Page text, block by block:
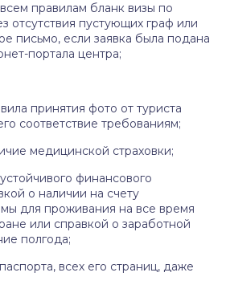
правилам бланк визы по
отсутствия пустующих граф или
письмо, если заявка была подана
портала центра;
принятия фото от туриста
соответствие требованиям;
медицинской страховки;
финансового
о наличии на счету
для проживания на все время
или справкой о заработной
полгода;
всех его страниц, даже